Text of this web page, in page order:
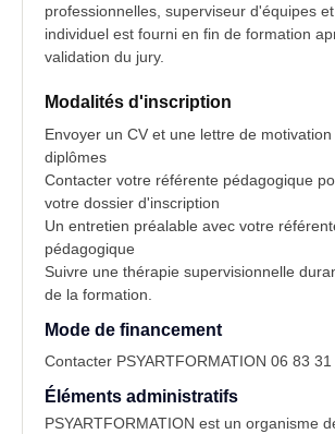
professionnelles, superviseur d'équipes
individuel est fourni en fin de formation
validation du jury.
Modalités d'inscription
Envoyer un CV et une lettre de
diplômes
Contacter votre référente pédagogique
votre dossier d'inscription
Un entretien préalable avec votre
pédagogique
Suivre une thérapie supervisionnelle
de la formation.
Mode de financement
Contacter PSYARTFORMATION 06 83
Éléments administratifs
PSYARTFORMATION est un organisme